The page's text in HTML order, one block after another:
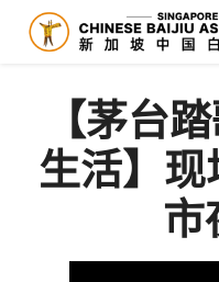
【茅台
生活】
市